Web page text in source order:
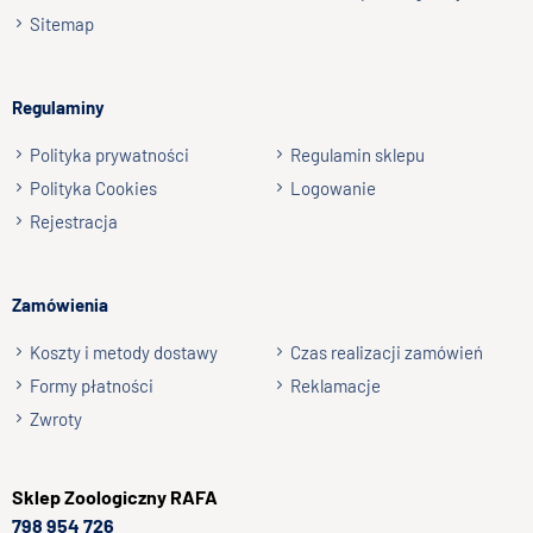
witalnych, takich jak składniki mineralne i odżywcze.
cechujących się różną intensywnością żucia.
Wyślij opinię
Sitemap
Regulaminy
Polityka prywatności
Regulamin sklepu
Polityka Cookies
Logowanie
Rejestracja
Zamówienia
Koszty i metody dostawy
Czas realizacji zamówień
Formy płatności
Reklamacje
Zwroty
SklepZoologiczny RAFA
798 954 726